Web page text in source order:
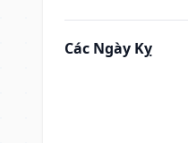
Các Ngày Kỵ